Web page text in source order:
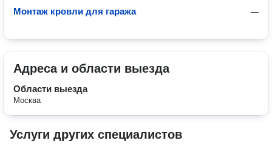
—
Монтаж кровли для гаража
Адреса и области выезда
Области выезда
Москва
Услуги других специалистов